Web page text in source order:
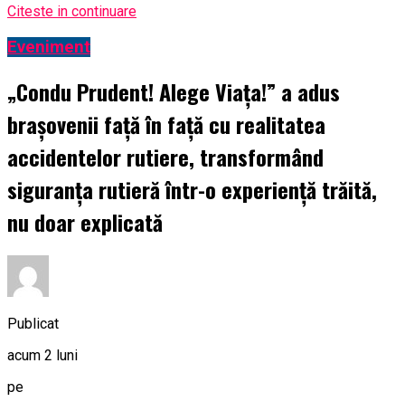
Citeste in continuare
Eveniment
„Condu Prudent! Alege Viața!” a adus
brașovenii față în față cu realitatea
accidentelor rutiere, transformând
siguranța rutieră într-o experiență trăită,
nu doar explicată
Publicat
acum 2 luni
pe